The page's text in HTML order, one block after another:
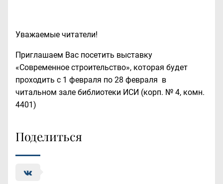
Уважаемые читатели!
Приглашаем Вас посетить выставку
«Современное строительство», которая будет
проходить с 1 февраля по 28 февраля в
читальном зале библиотеки ИСИ (корп. № 4, комн.
4401)
Поделиться